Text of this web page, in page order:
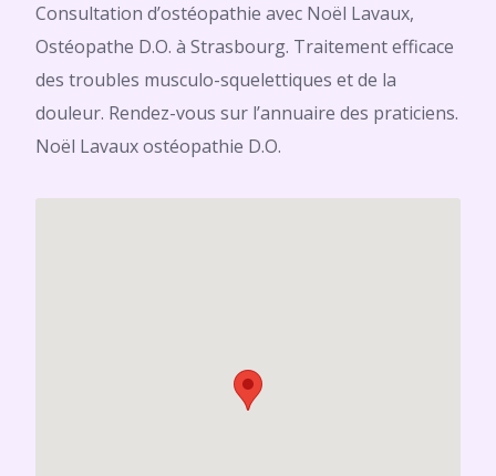
Consultation d’ostéopathie avec Noël Lavaux,
Ostéopathe D.O. à Strasbourg. Traitement efficace
des troubles musculo-squelettiques et de la
douleur. Rendez-vous sur l’annuaire des praticiens.
Noël Lavaux ostéopathie D.O.